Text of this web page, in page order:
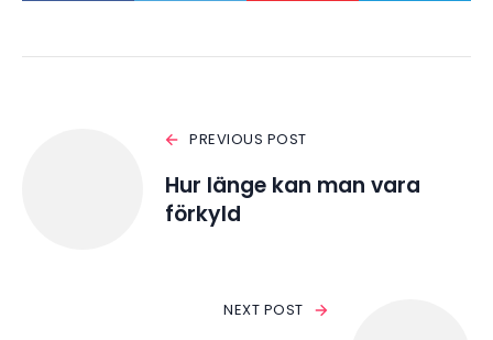
PREVIOUS POST
Hur länge kan man vara
förkyld
NEXT POST